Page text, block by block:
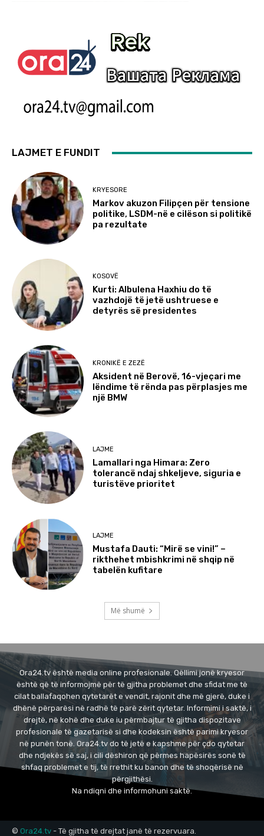
LAJMET E FUNDIT
KRYESORE
Markov akuzon Filipçen për tensione
politike, LSDM-në e cilëson si politikë
pa rezultate
KOSOVË
Kurti: Albulena Haxhiu do të
vazhdojë të jetë ushtruese e
detyrës së presidentes
KRONIKË E ZEZË
Aksident në Berovë, 16-vjeçari me
lëndime të rënda pas përplasjes me
një BMW
LAJME
Lamallari nga Himara: Zero
tolerancë ndaj shkeljeve, siguria e
turistëve prioritet
LAJME
Mustafa Dauti: “Mirë se vini!” –
rikthehet mbishkrimi në shqip në
tabelën kufitare
Më shumë
Ora24.tv është media online profesionale. Qëllimi jonë kryesor
është që të informojmë për të gjitha problemet dhe sfidat me të
cilat ballafaqohen qytetarët e vendit, rajonit dhe më gjerë, duke i
dhënë përparësi në radhë të parë zërit qytetar. Informimi i saktë, i
drejtë, në kohë dhe duke iu përmbajtur të gjitha dispozitave
profesionale të gazetarisë si dhe kodeksin është parimi kryesor
në punën tonë. Ora24.tv do të jetë e kapshme për çdo qytetar
dhe ndjekës së saj, i cili dëshiron që përmes hapësirës sonë të
shfaq problemet e tij, të rrethit ku banon dhe të shoqërisë në
përgjithësi.
Na ndiqni dhe informohuni saktë.
© Ora24.tv - Të gjitha të drejtat janë të rezervuara.